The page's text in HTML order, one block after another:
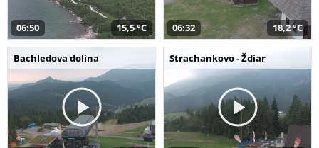
06:50 15,5 °C 06:32 18,2 °C
Bachledova dolina Strachankovo - Ždiar